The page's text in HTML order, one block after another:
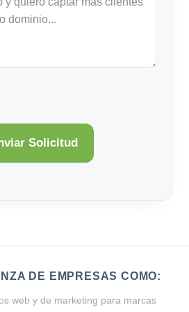
DE EMPRESAS COMO:
web y de marketing para marcas